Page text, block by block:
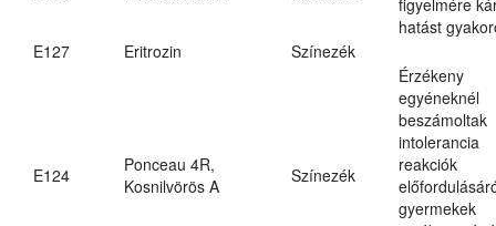
hatást
E127
Eritrozin Színezék
E124
Ponceau 4R,
Kosnilvörös A
Színezék
Érzékeny
egyéneknél
beszámoltak
intolerancia
reakciók
gyermekek